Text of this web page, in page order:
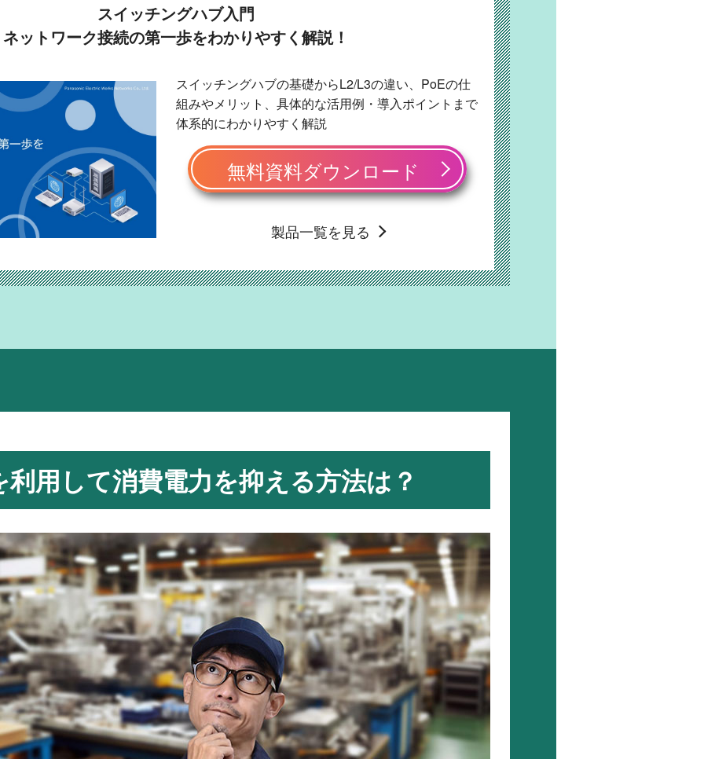
スイッチングハブ入門
ネットワーク接続の第一歩をわかりやすく解説！
スイッチングハブの基礎からL2/L3の違い、PoEの仕
組みやメリット、具体的な活用例・導入ポイントまで
体系的にわかりやすく解説
無料資料ダウンロード
製品一覧を見る
用して消費電力を抑える方法は？